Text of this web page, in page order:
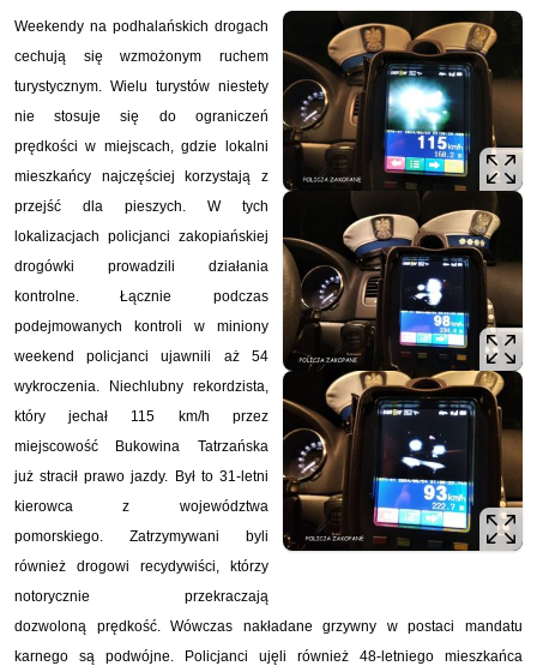
Weekendy na podhalańskich drogach
cechują się wzmożonym ruchem
turystycznym. Wielu turystów niestety
nie stosuje się do ograniczeń
prędkości w miejscach, gdzie lokalni
mieszkańcy najczęściej korzystają z
przejść dla pieszych. W tych
lokalizacjach policjanci zakopiańskiej
drogówki prowadzili działania
kontrolne. Łącznie podczas
podejmowanych kontroli w miniony
weekend policjanci ujawnili aż 54
wykroczenia. Niechlubny rekordzista,
który jechał 115 km/h przez
miejscowość Bukowina Tatrzańska
już stracił prawo jazdy. Był to 31-letni
kierowca z województwa
pomorskiego. Zatrzymywani byli
również drogowi recydywiści, którzy
notorycznie przekraczają
dozwoloną prędkość. Wówczas nakładane grzywny w postaci mandatu
karnego są podwójne. Policjanci ujęli również 48-letniego mieszkańca